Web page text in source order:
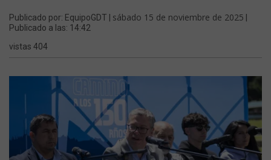
Publicado por: EquipoGDT | sábado 15 de noviembre de 2025
Publicado a las: 14:42
vistas 404